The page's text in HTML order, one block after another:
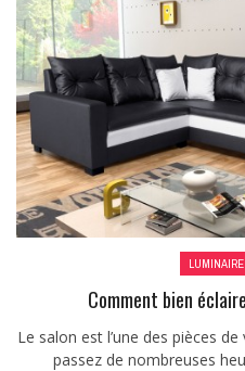
Comment bien
Le salon est l’une des pièces
passez de nombreuses